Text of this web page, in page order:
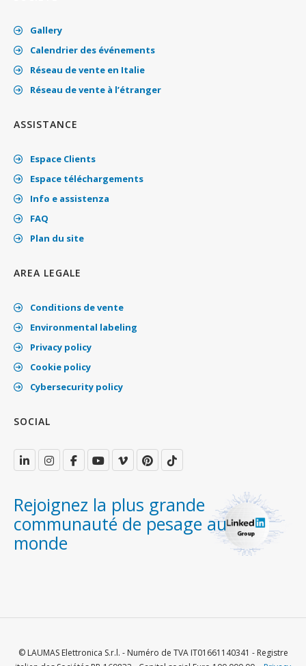
Gallery
Calendrier des événements
Réseau de vente en Italie
Réseau de vente à l’étranger
ASSISTANCE
Espace Clients
Espace téléchargements
Info e assistenza
FAQ
Plan du site
AREA LEGALE
Conditions de vente
Environmental labeling
Privacy policy
Cookie policy
Cybersecurity policy
SOCIAL
Rejoignez la plus grande
communauté de pesage au
monde
© LAUMAS Elettronica S.r.l. - Numéro de TVA IT01661140341 - Registre